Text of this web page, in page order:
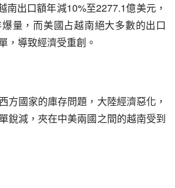
南出口額年減10%至2277.1億美元，
量，而美國占越南絕大多數的出口
，導致經濟受重創。
方國家的庫存問題，大陸經濟惡化，
銳減，夾在中美兩國之間的越南受到